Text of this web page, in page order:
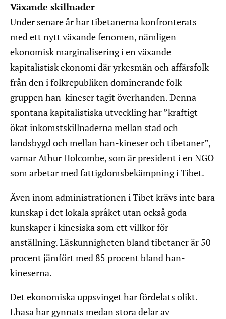
Växande skillnader
Under senare år har tibetanerna konfronterats
med ett nytt växande fenomen, nämligen
ekonomisk marginalisering i en växande
kapitalistisk ekonomi där yrkesmän och affärsfolk
från den i folkrepubliken dominerande folk-
gruppen han-kineser tagit överhanden. Denna
spontana kapitalistiska utveckling har ”kraftigt
ökat inkomstskillnaderna mellan stad och
landsbygd och mellan han-kineser och tibetaner”,
varnar Athur Holcombe, som är president i en NGO
som arbetar med fattigdomsbekämpning i Tibet.
Även inom administrationen i Tibet krävs inte bara
kunskap i det lokala språket utan också goda
kunskaper i kinesiska som ett villkor för
anställning. Läskunnigheten bland tibetaner är 50
procent jämfört med 85 procent bland han-
kineserna.
Det ekonomiska uppsvinget har fördelats olikt.
Lhasa har gynnats medan stora delar av